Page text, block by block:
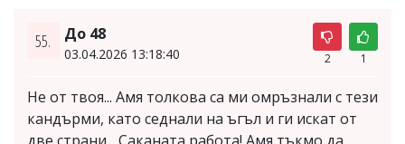
55. До 48
03.04.2026 13:18:40 2 1
Не от твоя... Амя толкова са ми омръзнали с тези
кандърми, като седнали на ъгъл и ги искат от
две страни... Саканата работа! Амя тъкмо да